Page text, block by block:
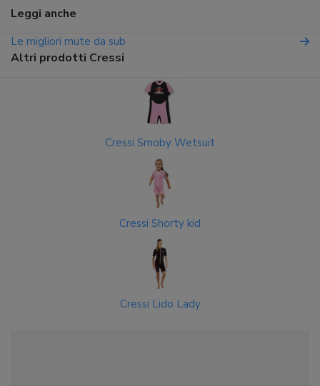
Leggi anche
Le migliori mute da sub
Altri prodotti Cressi
Cressi Smoby Wetsuit
Cressi Shorty kid
Cressi Lido Lady